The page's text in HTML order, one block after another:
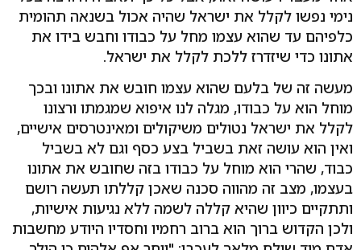
נימי נפשו לקלל את ישראל שהיה אכול בשנאה תהומית
כלפיהם עד שהוא עצמו מחל על כבודו וחבש בידו את
אתונו כדי שיזדרז ללכת לקלל את ישראל.
מעשה זה של בלעם שהוא עצמו חובש את אתונו ובכך
מוחל הוא על כבודו, מגלה לנו איפוא שמגמתו ורצונו
לקלל את ישראל נטולים משיקולים ומאינטרסים אישיים,
ואין הוא עושה זאת בשביל בצע כסף וגם לא בשביל
כבוד, שהרי הוא מוחל על כבודו בזה שחובש את אתונו
בעצמו, מצב זה מהווה סכנה שאכן קללתו תעשה רושם
ותתקיים כיוון שהיא קללה לשמה ללא נגיעות אישיות,
ולכן הקדוש ברוך הוא ברוב רחמיו וחסדיו היודע מחשבות